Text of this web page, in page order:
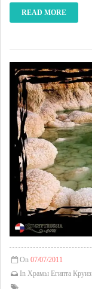
READ MORE
On 07/07/2011
In Храмы Египта